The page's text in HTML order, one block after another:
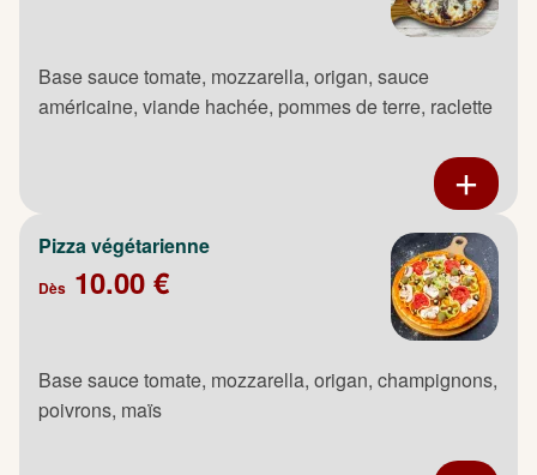
Base sauce tomate, mozzarella, origan, sauce
américaine, viande hachée, pommes de terre, raclette
Pizza végétarienne
Dès 10.00 €
Base sauce tomate, mozzarella, origan, champignons,
poivrons, maïs